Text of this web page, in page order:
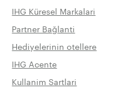
IHG Küresel Markalari
Partner Bağlanti
Hediyelerinin otellere
IHG Acente
Kullanim Sartlari